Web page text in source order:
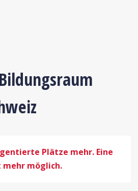
Plätze mehr. Eine
möglich.